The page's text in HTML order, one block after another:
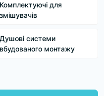
Комплектуючі для
змішувачів
Душові системи
вбудованого монтажу